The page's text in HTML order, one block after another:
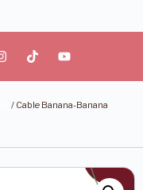
/ Cable Banana-Banana